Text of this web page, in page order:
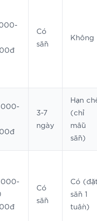
Có
sẵn
Không
3-7
ngày
Hạn
(chỉ
mẫu
sẵn)
000-
Có
sẵn
Có
sẵn 1
tuần)